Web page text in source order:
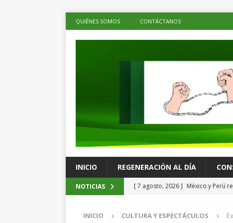
QUIÉNES SOMOS CONTÁCTANOS
INICIO REGENERACIÓN AL DÍA
NOTICIAS [ 7 agosto, 2026 ] México y Perú
[ 7 agosto, 2026 ] Inflación en
INICIO CULTURA Y ESPECTÁCULOS